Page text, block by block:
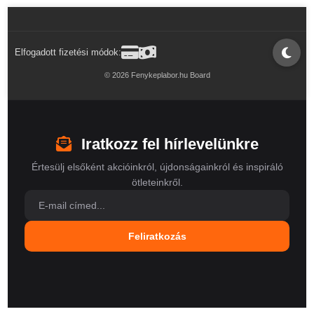
Elfogadott fizetési módok:
© 2026 Fenykeplabor.hu Board
Iratkozz fel hírlevelünkre
Értesülj elsőként akcióinkról, újdonságainkról és inspiráló
ötleteinkről.
Feliratkozás